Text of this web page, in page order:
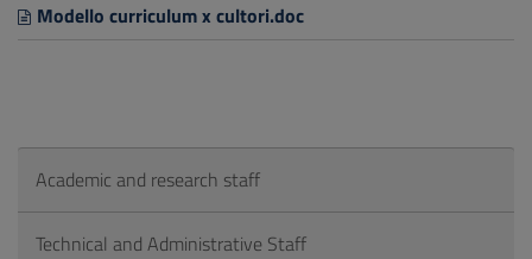
Modello curriculum x cultori.doc
Academic and research staff
Technical and Administrative Staff